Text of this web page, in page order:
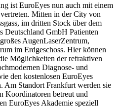
ist EuroEyes nun auch mit einem
Mitten in der City von
im dritten Stock über dem
Deutschland GmbH Patienten
AugenLaserZentrum,
im Erdgeschoss. Hier können
Möglichkeiten der refraktiven
Diagnose- und
den kostenlosen EuroEyes
Am Standort Frankfurt werden sie
Koordinatoren betreut und
EuroEyes Akademie speziell